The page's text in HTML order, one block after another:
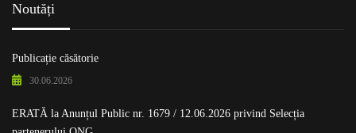
Noutăți
Publicație căsătorie
30.06.2026
ERATĂ la Anunțul Public nr. 1679 / 12.06.2026 privind Selecția